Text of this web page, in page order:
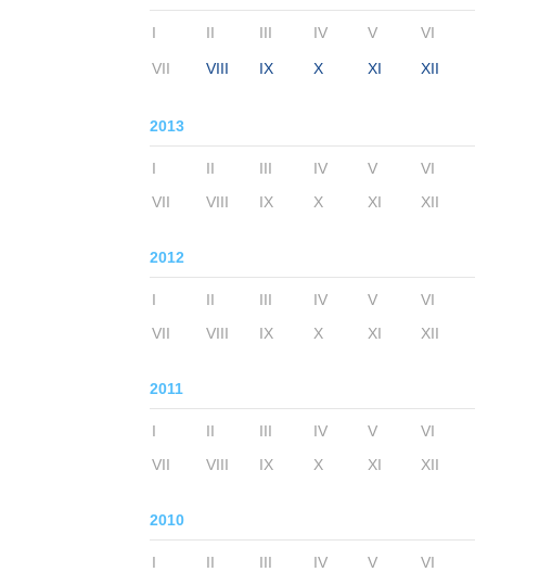
I II III IV V VI
VII VIII IX X XI XII
2013
I II III IV V
VI
VII
VIII IX X XI XII
2012
I II III IV V
VI
VII
VIII IX X XI XII
2011
I II III IV V
VI
VII
VIII IX X XI XII
2010
I II III IV V
VI